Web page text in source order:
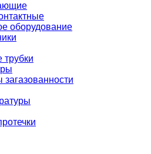
оборудование
трубки